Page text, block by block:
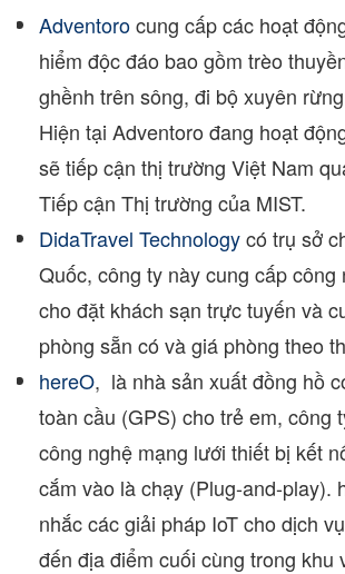
Adventorocung cấp các hoạt
hiểm độc đáo bao gồm trèo
ghềnh trên sông, đi bộ xuyên
Hiện tại Adventoro đang hoạt
sẽ tiếp cận thị trường Việt Nam
Tiếp cận Thị trường của MIST.
DidaTravel Technologycó trụ sở
Quốc, công ty này cung cấp công
cho đặt khách sạn trực tuyến và
phòng sẵn có và giá phòng theo
hereO, là nhà sản xuất đồng hồ
toàn cầu (GPS) cho trẻ em, công
công nghệ mạng lưới thiết bị kết
cắm vào là chạy (Plug-and-play).
nhắc các giải pháp IoT cho dịch
đến địa điểm cuối cùng trong khu